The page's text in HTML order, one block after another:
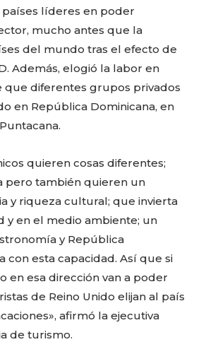
países líderes en poder
mucho antes que la
del mundo tras el efecto de
Además, elogió la labor en
que diferentes grupos privados
en República Dominicana, en
quieren cosas diferentes;
pero también quieren un
y riqueza cultural; que invierta
y en el medio ambiente; un
y República
con esta capacidad. Así que si
en esa dirección van a poder
de Reino Unido elijan al país
afirmó la ejecutiva
de turismo.